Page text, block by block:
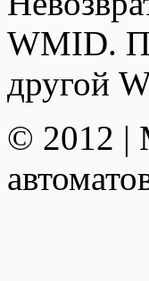
WMID.
другой
© 2012 |